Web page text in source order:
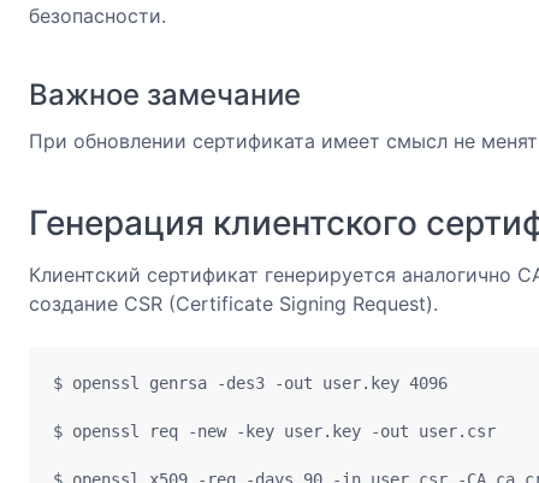
безопасности.
Важное замечание
При обновлении сертификата имеет смысл не
Генерация клиентского
Клиентский сертификат генерируется аналогично
создание CSR (Certificate Signing Request).
$ openssl genrsa -des3 -out user.key 4096
$ openssl req -new -key user.key -out user.csr